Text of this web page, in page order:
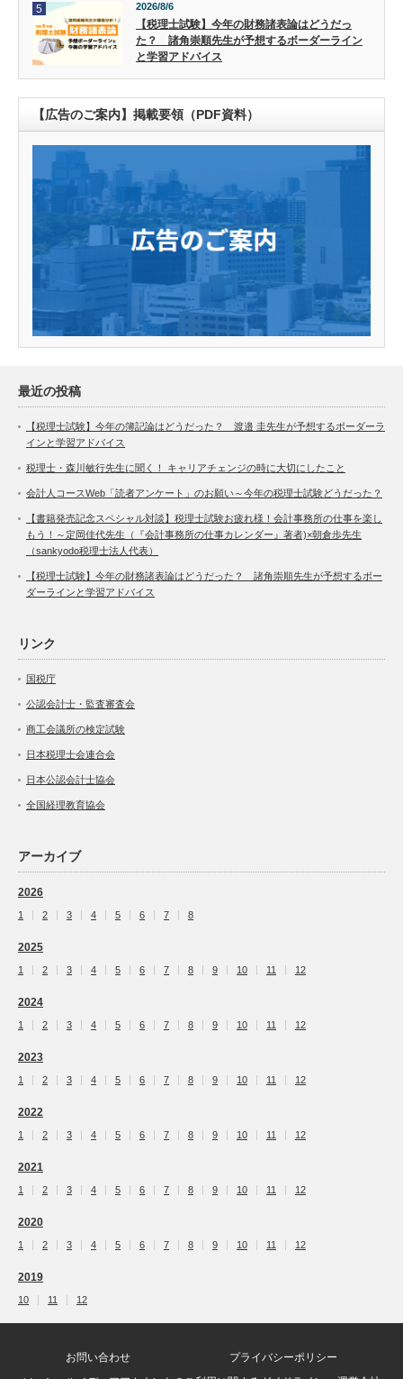
5 2026/8/6
【税理士試験】今年の財務諸表論はどうだっ
た？ 諸角崇順先生が予想するボーダーライン
と学習アドバイス
【広告のご案内】掲載要領（PDF資料）
最近の投稿
【税理士試験】今年の簿記論はどうだった？ 渡邉 圭先生が予想するボーダーラ
インと学習アドバイス
税理士・森川敏行先生に聞く！ キャリアチェンジの時に大切にしたこと
会計人コースWeb「読者アンケート」のお願い～今年の税理士試験どうだった？
【書籍発売記念スペシャル対談】税理士試験お疲れ様！会計事務所の仕事を楽し
もう！～定岡佳代先生（『会計事務所の仕事カレンダー』著者)×朝倉歩先生
（sankyodo税理士法人代表）
【税理士試験】今年の財務諸表論はどうだった？ 諸角崇順先生が予想するボー
ダーラインと学習アドバイス
リンク
国税庁
公認会計士・監査審査会
商工会議所の検定試験
日本税理士会連合会
日本公認会計士協会
全国経理教育協会
アーカイブ
2026
1 2 3 4 5 6 7 8
2025
1 2 3 4 5 6 7 8 9 10 11 12
2024
1 2 3 4 5 6 7 8 9 10 11 12
2023
1 2 3 4 5 6 7 8 9 10 11 12
2022
1 2 3 4 5 6 7 8 9 10 11 12
2021
1 2 3 4 5 6 7 8 9 10 11 12
2020
1 2 3 4 5 6 7 8 9 10 11 12
2019
10 11 12
お問い合わせ
プライバシーポリシー